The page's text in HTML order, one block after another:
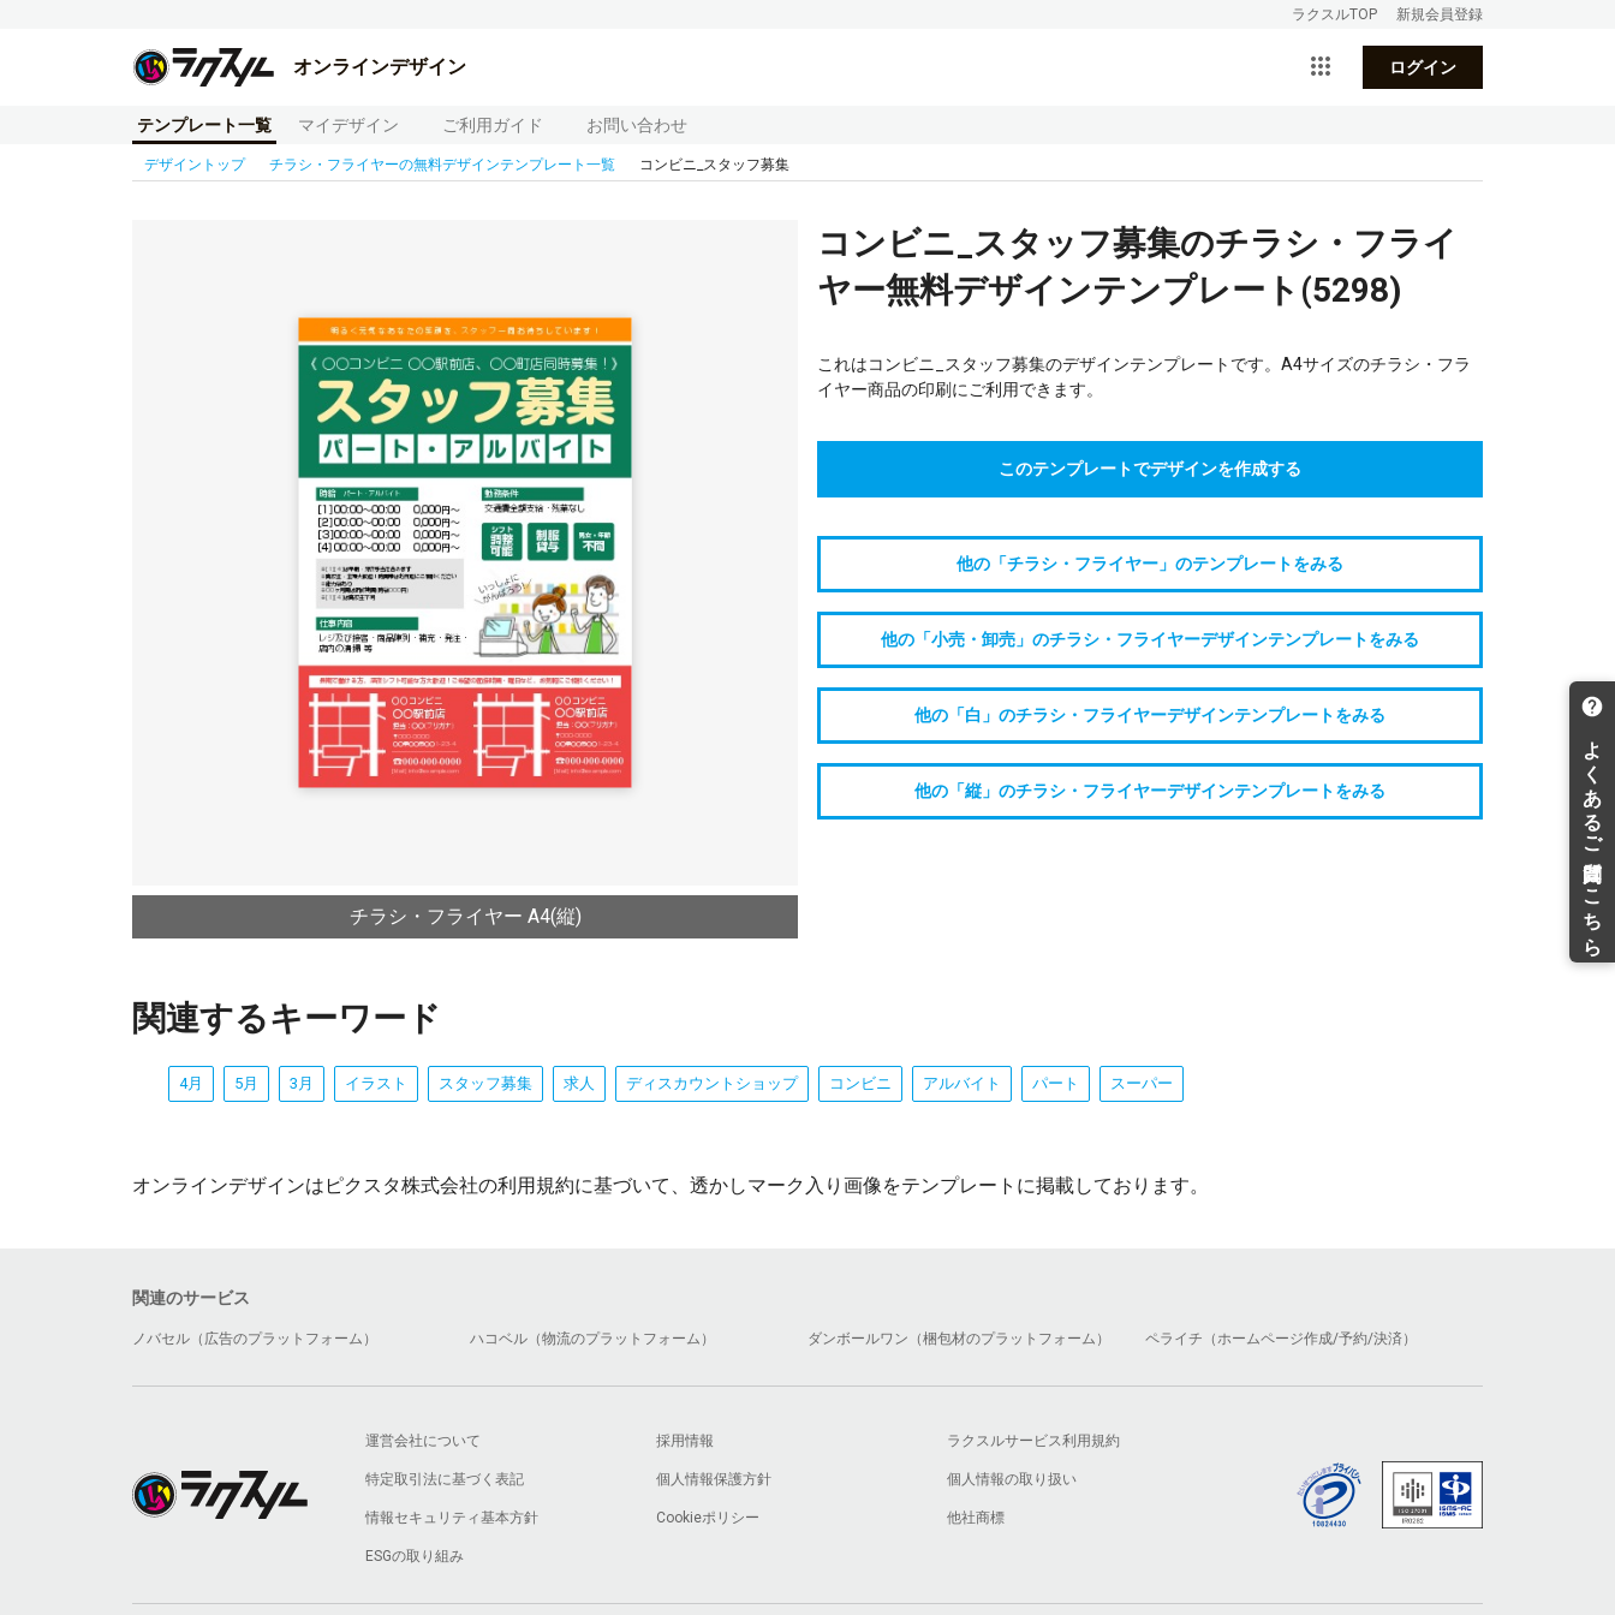
ラクスルTOP 新規会員登録
オンラインデザイン ログイン
テンプレート一覧 マイデザイン ご利用ガイド お問い合わせ
デザイントップ チラシ・フライヤーの無料デザインテンプレート一覧 コンビニ_スタッフ募集
チラシ・フライヤー A4(縦)
コンビニ_スタッフ募集のチラシ・フライ
ヤー無料デザインテンプレート(5298)
これはコンビニ_スタッフ募集のデザインテンプレートです。A4サイズのチラシ・フラ
イヤー商品の印刷にご利用できます。
このテンプレートでデザインを作成する
他の「チラシ・フライヤー」のテンプレートをみる
他の「小売・卸売」のチラシ・フライヤーデザインテンプレートをみる
他の「白」のチラシ・フライヤーデザインテンプレートをみる
他の「縦」のチラシ・フライヤーデザインテンプレートをみる
関連するキーワード
4月 5月 3月 イラスト スタッフ募集 求人 ディスカウントショップ コンビニ アルバイト パート スーパー
オンラインデザインはピクスタ株式会社の利用規約に基づいて、透かしマーク入り画像をテンプレートに掲載しております。
関連のサービス
ノバセル（広告のプラットフォーム） ハコベル（物流のプラットフォーム） ダンボールワン（梱包材のプラットフォーム） ペライチ（ホームページ作成/予約/決済）
運営会社について 採用情報 ラクスルサービス利用規約
特定取引法に基づく表記 個人情報保護方針 個人情報の取り扱い
情報セキュリティ基本方針 Cookieポリシー 他社商標
ESGの取り組み